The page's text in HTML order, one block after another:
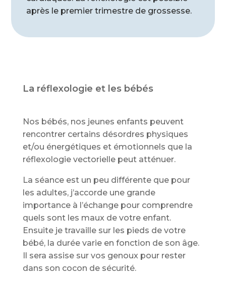
après le premier trimestre de grossesse.
La réflexologie et les bébés
Nos bébés, nos jeunes enfants peuvent
rencontrer certains désordres physiques
et/ou énergétiques et émotionnels que la
réflexologie vectorielle peut atténuer.
La séance est un peu différente que pour
les adultes, j’accorde une grande
importance à l’échange pour comprendre
quels sont les maux de votre enfant.
Ensuite je travaille sur les pieds de votre
bébé, la durée varie en fonction de son âge.
Il sera assise sur vos genoux pour rester
dans son cocon de sécurité.